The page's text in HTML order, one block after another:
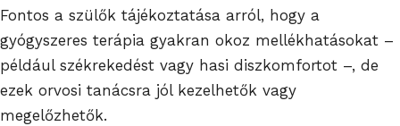
Fontos a szülők tájékoztatása arról, hogy a
gyógyszeres terápia gyakran okoz mellékhatásokat –
például székrekedést vagy hasi diszkomfortot –, de
ezek orvosi tanácsra jól kezelhetők vagy
megelőzhetők.